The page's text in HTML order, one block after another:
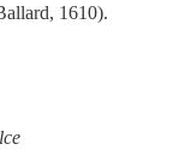
1610).